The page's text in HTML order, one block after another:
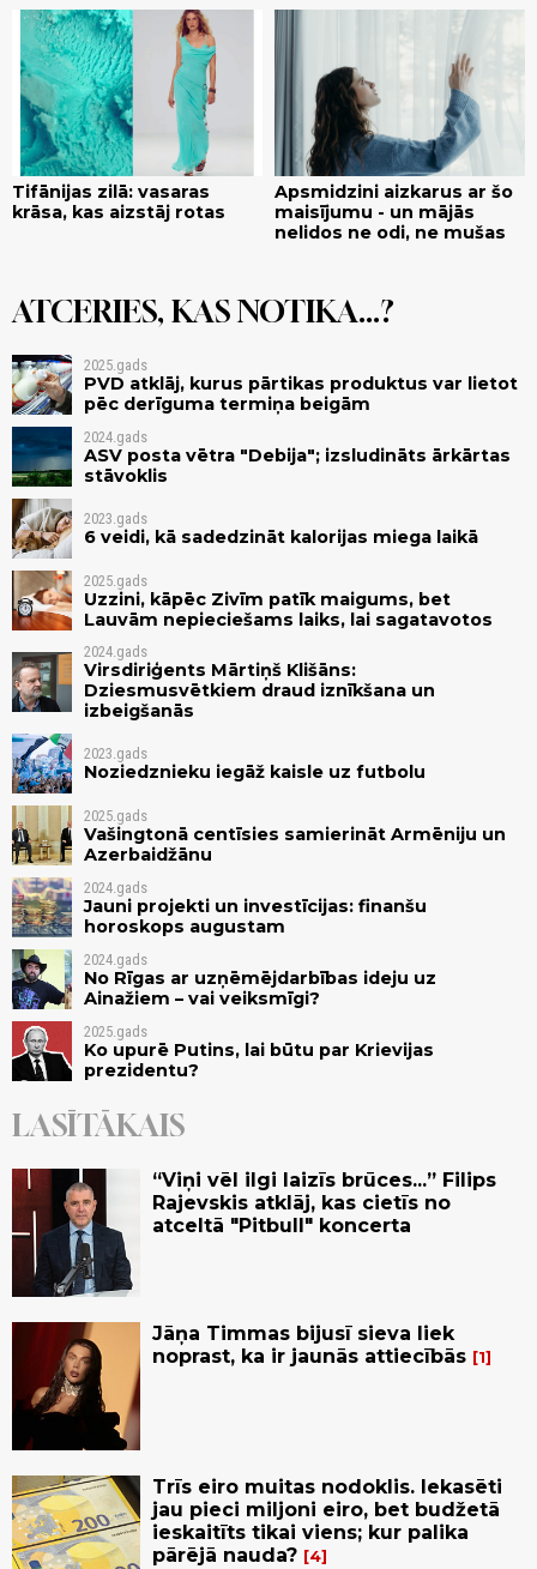
Tifānijas zilā: vasaras
krāsa, kas aizstāj rotas
Apsmidzini aizkarus ar šo
maisījumu - un mājās
nelidos ne odi, ne mušas
ATCERIES, KAS NOTIKA...?
2025.gads
PVD atklāj, kurus pārtikas produktus var lietot
pēc derīguma termiņa beigām
2024.gads
ASV posta vētra "Debija"; izsludināts ārkārtas
stāvoklis
2023.gads
6 veidi, kā sadedzināt kalorijas miega laikā
2025.gads
Uzzini, kāpēc Zivīm patīk maigums, bet
Lauvām nepieciešams laiks, lai sagatavotos
2024.gads
Virsdiriģents Mārtiņš Klišāns:
Dziesmusvētkiem draud iznīkšana un
izbeigšanās
2023.gads
Noziedznieku iegāž kaisle uz futbolu
2025.gads
Vašingtonā centīsies samierināt Armēniju un
Azerbaidžānu
2024.gads
Jauni projekti un investīcijas: finanšu
horoskops augustam
2024.gads
No Rīgas ar uzņēmējdarbības ideju uz
Ainažiem – vai veiksmīgi?
2025.gads
Ko upurē Putins, lai būtu par Krievijas
prezidentu?
LASĪTĀKAIS
“Viņi vēl ilgi laizīs brūces...” Filips
Rajevskis atklāj, kas cietīs no
atceltā "Pitbull" koncerta
Jāņa Timmas bijusī sieva liek
noprast, ka ir jaunās attiecībās
1
Trīs eiro muitas nodoklis. Iekasēti
jau pieci miljoni eiro, bet budžetā
ieskaitīts tikai viens; kur palika
pārējā nauda?
4